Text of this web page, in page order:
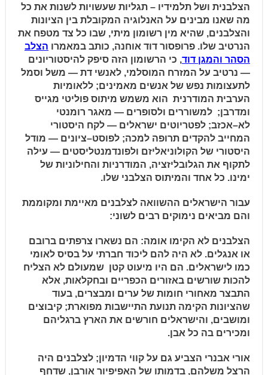
הצלבנית ושל תלמידיו – תגליות שעשויות לשנות את כל
מה שאנו מבינים על האנלוגיה המקובלת בין הציונות
והצלבנים, שהיא מין רשומון מיתי, שבו כל צד מטפח את
הנרטיב שלו. פרופסור דוד אוחנה, כותב במאמרו הצלב
הסהר והמגן דוד, כי הרשומון הזה סיפק להיסטוריונים
— נרטיב על המזרח המוסלמי, לאנשי דת — משל וסמל
לתעצומות נפש של אנשים מאמינים; ללאומיות
הערבית המודרנית הוא משמש מיתוס פוליטי מגייס
ומדרבן; למשוררים ולסופרים — מאגר רומנטי
לא–אכזב; לפטריוטים ישראלים — לקח היסטורי
המחייב להקדים תרופה למכה; לפוסט–ציונים — מודל
היסטורי של הקולוניאליזם ולפונדמנטליסטים — עילה
לתקוף את הגלובליזציה, המודרניות והחילוניות של
ימינו. כל אחד והמיתוס הצלבני שלו.
עבור הישראלים ההשוואה לצלבנים מאיימת ומקוממת
והם מביאים נימוקים רבים לשוני:
הצלבנים לא הקימו אומה: הם נשארו צרפתים ברובם
או אנגלים. לא היה להם ליכוד חברתי על בסיס לאומי
כמו לישראלים. הם היו מיעוט קטן שמעולם לא הצליח
להכות שורשים באזורים הכפריים ובחקלאות, אלא
התבצר מאחורי חומות של ערים ומבצרים, בעוד
שהציונות הקימה תנועת התיישבות מפוארת; קיבוצים
ומושבים, והישראלים חורשים את הארץ ברגליהם
ומכירים בה כל אבן.
אורי אבנרי הצביע גם על קווי הדמיון; לצלבנים היה
הרצל משלהם, בדמותו של האפיפיור אורבן, שדחף